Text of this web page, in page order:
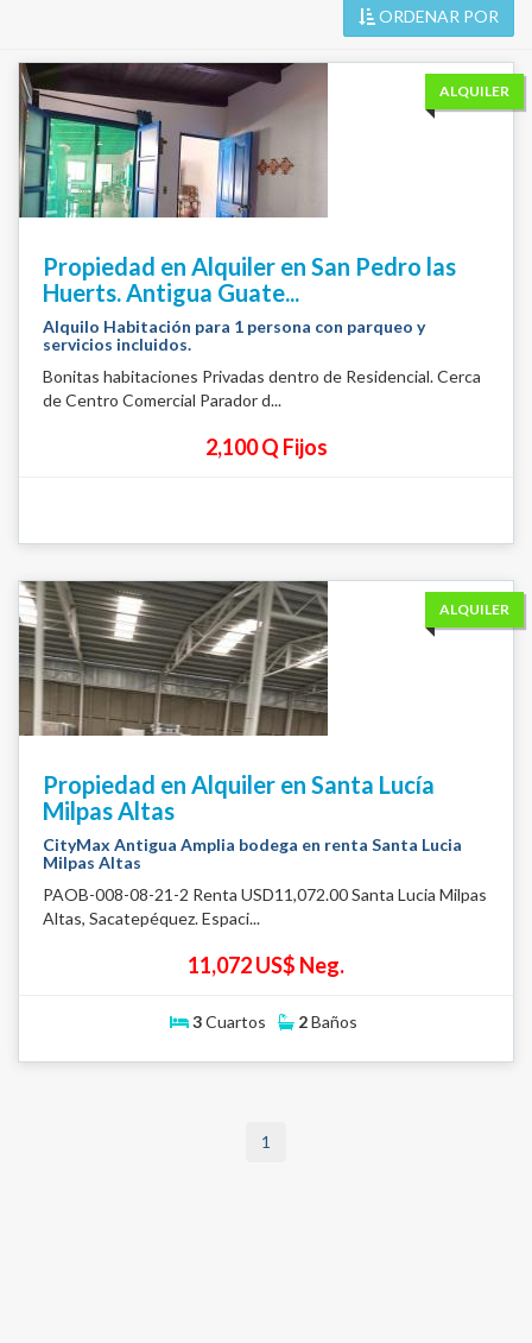
ORDENAR POR
ALQUILER
Propiedad en Alquiler en San Pedro las
Huerts. Antigua Guate...
Alquilo Habitación para 1 persona con parqueo y
servicios incluidos.
Bonitas habitaciones Privadas dentro de Residencial. Cerca
de Centro Comercial Parador d...
2,100 Q Fijos
ALQUILER
Propiedad en Alquiler en Santa Lucía
Milpas Altas
CityMax Antigua Amplia bodega en renta Santa Lucia
Milpas Altas
PAOB-008-08-21-2 Renta USD11,072.00 Santa Lucia Milpas
Altas, Sacatepéquez. Espaci...
11,072 US$ Neg.
3Cuartos 2Baños
1